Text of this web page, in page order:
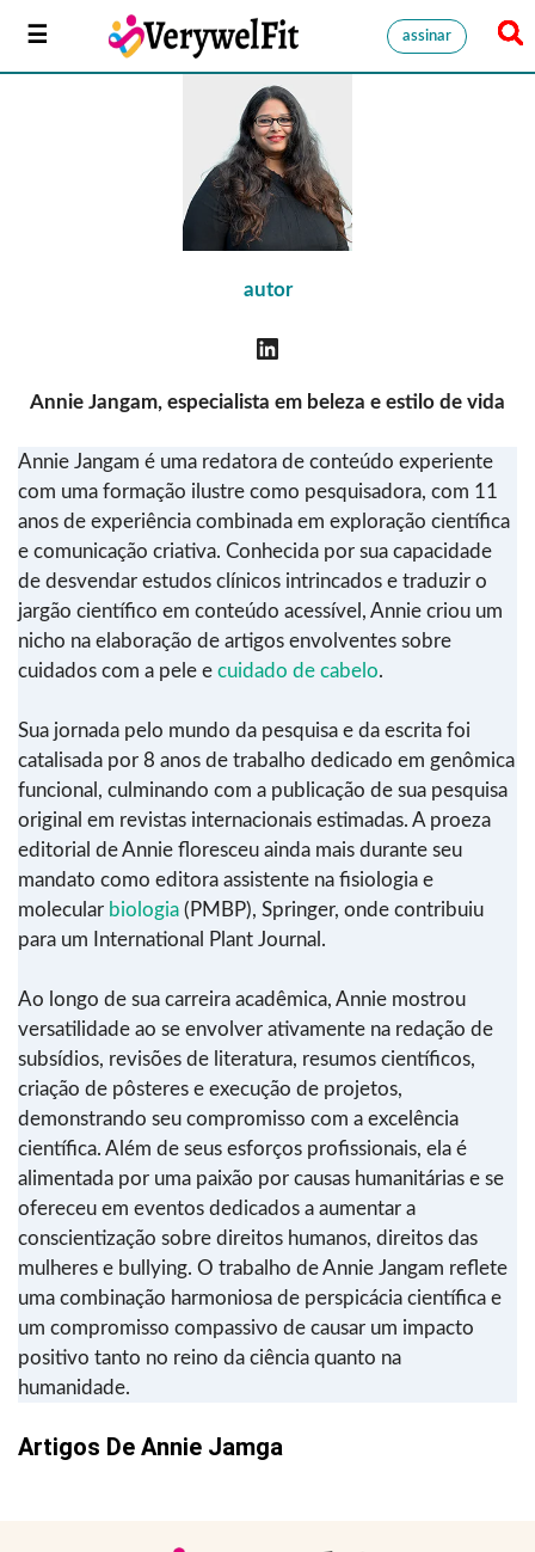
assinar
autor
Annie Jangam, especialista em beleza e estilo de vida
Annie Jangam é uma redatora de conteúdo experiente
com uma formação ilustre como pesquisadora, com 11
anos de experiência combinada em exploração científica
e comunicação criativa. Conhecida por sua capacidade
de desvendar estudos clínicos intrincados e traduzir o
jargão científico em conteúdo acessível, Annie criou um
nicho na elaboração de artigos envolventes sobre
cuidados com a pele e cuidado de cabelo.
Sua jornada pelo mundo da pesquisa e da escrita foi
catalisada por 8 anos de trabalho dedicado em genômica
funcional, culminando com a publicação de sua pesquisa
original em revistas internacionais estimadas. A proeza
editorial de Annie floresceu ainda mais durante seu
mandato como editora assistente na fisiologia e
molecular biologia (PMBP), Springer, onde contribuiu
para um International Plant Journal.
Ao longo de sua carreira acadêmica, Annie mostrou
versatilidade ao se envolver ativamente na redação de
subsídios, revisões de literatura, resumos científicos,
criação de pôsteres e execução de projetos,
demonstrando seu compromisso com a excelência
científica. Além de seus esforços profissionais, ela é
alimentada por uma paixão por causas humanitárias e se
ofereceu em eventos dedicados a aumentar a
conscientização sobre direitos humanos, direitos das
mulheres e bullying. O trabalho de Annie Jangam reflete
uma combinação harmoniosa de perspicácia científica e
um compromisso compassivo de causar um impacto
positivo tanto no reino da ciência quanto na
humanidade.
Artigos De Annie Jamga